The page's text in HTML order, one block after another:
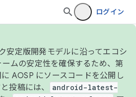
ログイン
安定版開発モデルに沿ってエコシ
ムの安定性を確保するため、第
AOSP にソースコードを公開し
投稿には、
android-latest-